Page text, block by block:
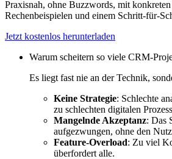
Praxisnah, ohne Buzzwords, mit
Rechenbeispielen und einem Schritt-für-
Jetzt kostenlos herunterladen
Warum scheitern so viele CRM-
Es liegt fast nie an der Technik,
Keine Strategie: Schlechte
zu schlechten digitalen
Mangelnde Akzeptanz: Das
aufgezwungen, ohne den
Feature-Overload: Zu viel
überfordert alle.